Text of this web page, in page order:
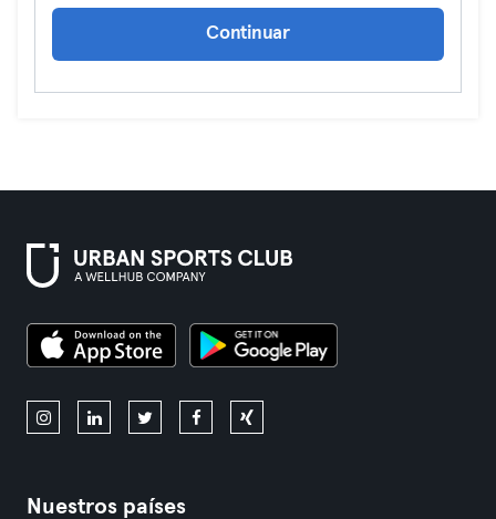
Continuar
Nuestros países